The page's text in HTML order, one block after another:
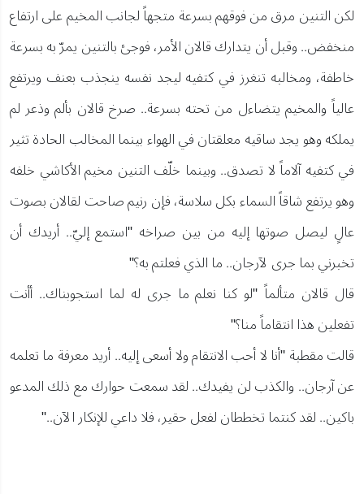
لكن التنين مرق من فوقهم بسرعة متجهاً لجانب المخيم على ارتفاع
منخفض.. وقبل أن يتدارك قالان الأمر، فوجئ بالتنين يمرّ به بسرعة
خاطفة، ومخالبه تنغرز في كتفيه ليجد نفسه ينجذب بعنف ويرتفع
عالياً والمخيم يتضاءل من تحته بسرعة.. صرخ قالان بألم وذعر لم
يملكه وهو يجد ساقيه معلقتان في الهواء بينما المخالب الحادة تثير
في كتفيه آلاماً لا تصدق.. وبينما خلّف التنين مخيم الأكاشي خلفه
وهو يرتفع شاقاً السماء بكل سلاسة، فإن رنيم صاحت لقالان بصوت
عالٍ ليصل صوتها إليه من بين صراخه "استمع إليّ.. أريدك أن
تخبرني بما جرى لآرجان.. ما الذي فعلتم به؟"
قال قالان متألماً "لو كنا نعلم ما جرى له لما استجوبناك.. أأنت
تفعلين هذا انتقاماً منا؟"
قالت مقطبة "أنا لا أحب الانتقام ولا أسعى إليه.. أريد معرفة ما تعلمه
عن آرجان.. والكذب لن يفيدك.. لقد سمعت حوارك مع ذلك المدعو
باكين.. لقد كنتما تخططان لفعل حقير، فلا داعي للإنكار الآن.."